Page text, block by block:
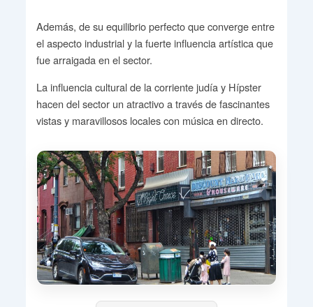
Además, de su equilibrio perfecto que converge entre
el aspecto industrial y la fuerte influencia artística que
fue arraigada en el sector.
La influencia cultural de la corriente judía y Hípster
hacen del sector un atractivo a través de fascinantes
vistas y maravillosos locales con música en directo.